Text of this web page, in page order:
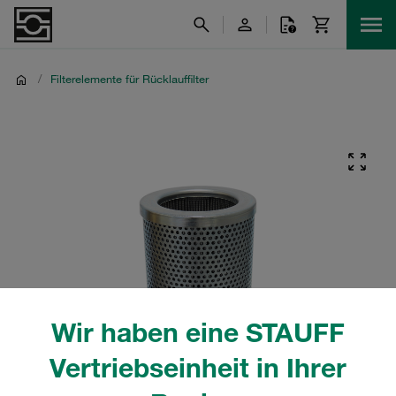
Wir haben eine STAUFF
Vertriebseinheit in Ihrer
/ Filterelemente für Rücklauffilter